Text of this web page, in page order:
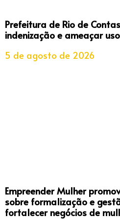
Prefeitura de Rio de
indenização e ameaçar
5 de agosto de 2026
Empreender Mulher
sobre formalização e
fortalecer negócios de